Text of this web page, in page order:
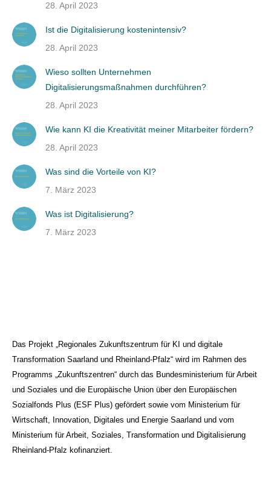
28. April 2023
Ist die Digitalisierung kostenintensiv?
28. April 2023
Wieso sollten Unternehmen
Digitalisierungsmaßnahmen durchführen?
28. April 2023
Wie kann KI die Kreativität meiner Mitarbeiter fördern?
28. April 2023
Was sind die Vorteile von KI?
7. März 2023
Was ist Digitalisierung?
7. März 2023
Das Projekt „Regionales Zukunftszentrum für KI und digitale
Transformation Saarland und Rheinland-Pfalz“ wird im Rahmen des
Programms „Zukunftszentren“ durch das Bundesministerium für Arbeit
und Soziales und die Europäische Union über den Europäischen
Sozialfonds Plus (ESF Plus) gefördert sowie vom Ministerium für
Wirtschaft, Innovation, Digitales und Energie Saarland und vom
Ministerium für Arbeit, Soziales, Transformation und Digitalisierung
Rheinland-Pfalz kofinanziert.